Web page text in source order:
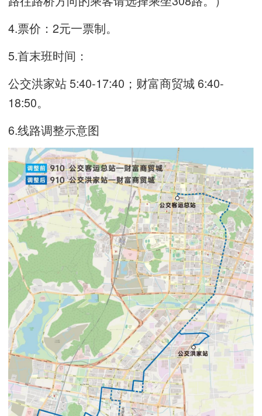
4.票价：2元一票制。
5.首末班时间：
公交洪家站 5:40-17:40；财富商贸城 6:40-
18:50。
6.线路调整示意图